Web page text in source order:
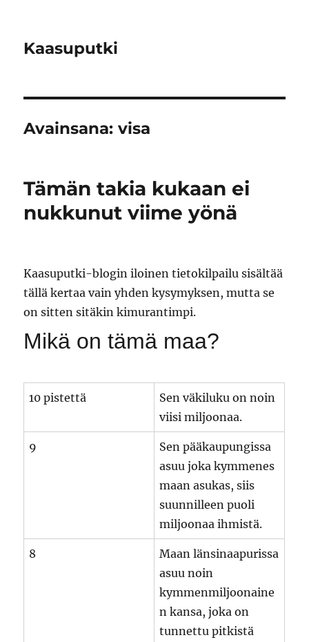
Kaasuputki
Avainsana:visa
Tämän takia kukaan ei
nukkunut viime yönä
Kaasuputki-blogin iloinen tietokilpailu sisältää
tällä kertaa vain yhden kysymyksen, mutta se
on sitten sitäkin kimurantimpi.
Mikä on tämä maa?
10 pistettä
Sen väkiluku on noin
viisi miljoonaa.
9
Sen pääkaupungissa
asuu joka kymmenes
maan asukas, siis
suunnilleen puoli
miljoonaa ihmistä.
8
Maan länsinaapurissa
asuu noin
kymmenmiljoonaine
n kansa, joka on
tunnettu pitkistä